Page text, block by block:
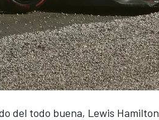
del todo buena, Lewis Hamilton